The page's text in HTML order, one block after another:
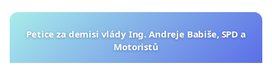
Petice za demisi vlády Ing. Andreje Babiše, SPD a
Motoristů